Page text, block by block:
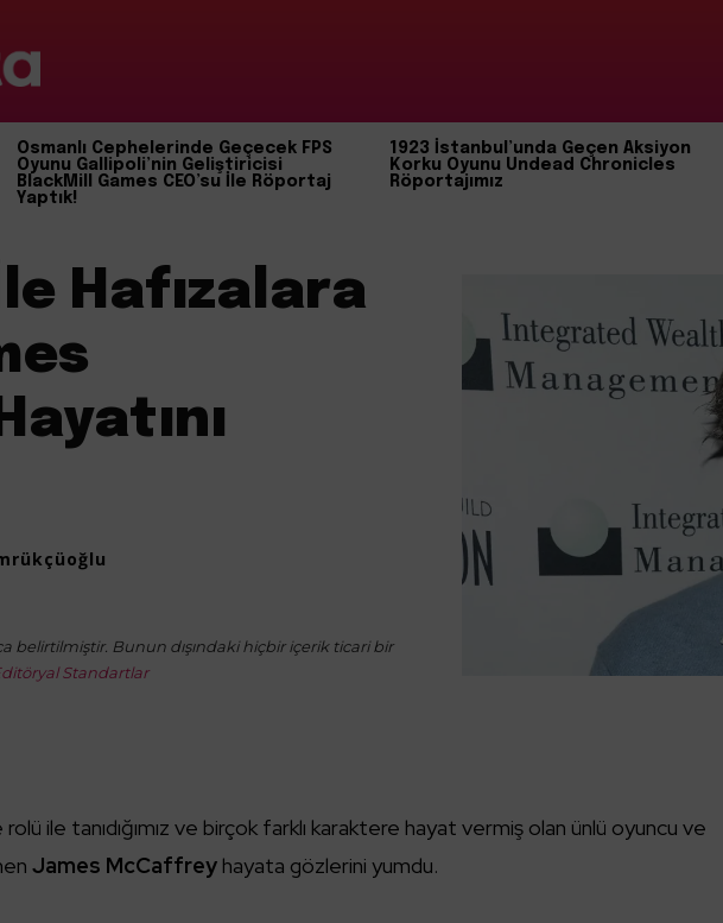
Osmanlı Cephelerinde Geçecek FPS
Oyunu Gallipoli’nin Geliştiricisi
BlackMill Games CEO’su İle Röportaj
Yaptık!
1923 İstanbul’unda Geçen Aksiyon
Korku Oyunu Undead Chronicles
Röportajımız
Hafızalara
belirtilmiştir. Bunun dışındaki hiçbir içerik ticari bir
Standartlar
ile tanıdığımız ve birçok farklı karaktere hayat vermiş olan ünlü oyuncu ve
James McCaffrey hayata gözlerini yumdu.